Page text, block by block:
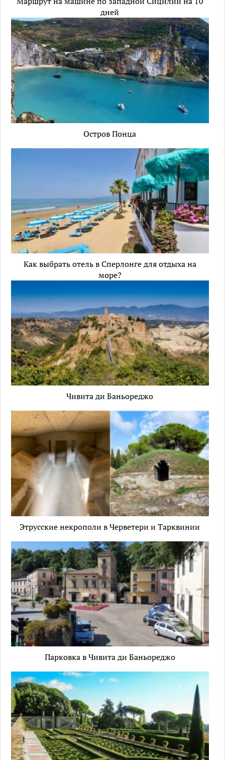
дней
Остров Понца
Как выбрать отель в Сперлонге для отдыха на
море?
Чивита ди Баньореджо
Этрусские некрополи в Черветери и Тарквинии
Парковка в Чивита ди Баньореджо